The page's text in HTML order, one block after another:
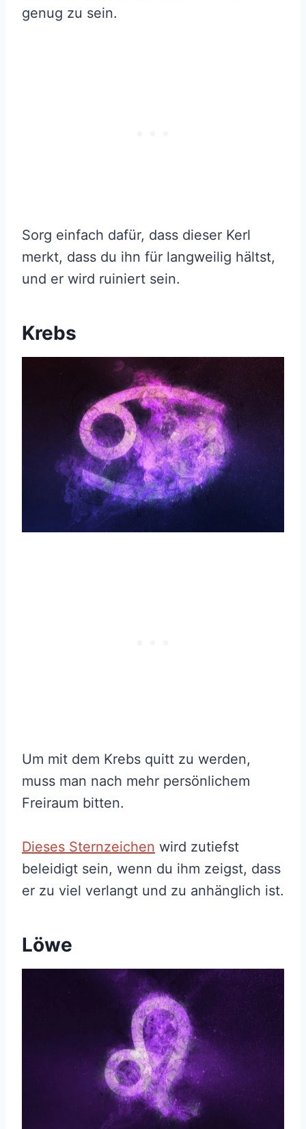
genug zu sein.
Sorg einfach dafür, dass dieser Kerl
merkt, dass du ihn für langweilig hältst,
und er wird ruiniert sein.
Krebs
Um mit dem Krebs quitt zu werden,
muss man nach mehr persönlichem
Freiraum bitten.
Dieses Sternzeichen wird zutiefst
beleidigt sein, wenn du ihm zeigst, dass
er zu viel verlangt und zu anhänglich ist.
Löwe